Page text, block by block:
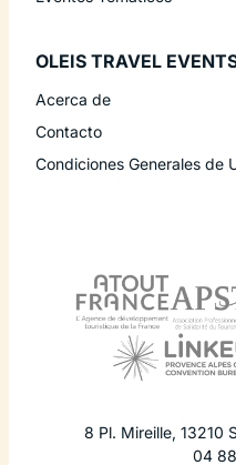
OLEIS TRAVEL
Acerca de
Contacto
Condiciones Generales de
8 Pl. Mireille, 13210
04